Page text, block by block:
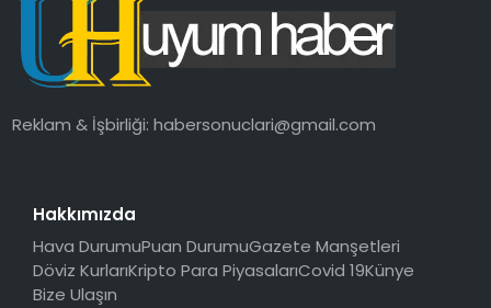
SAĞLIK
MAGAZIN
Reklam & İşbirliği:habersonuclari@gmail.com
Hakkımızda
Hava DurumuPuan DurumuGazete Manşetleri
Döviz KurlarıKripto Para PiyasalarıCovid 19Künye
Bize Ulaşın